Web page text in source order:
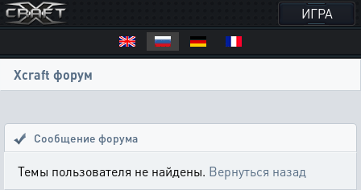
ИГРА
Xcraft форум
Сообщение форума
Темы пользователя не найдены. Вернуться назад